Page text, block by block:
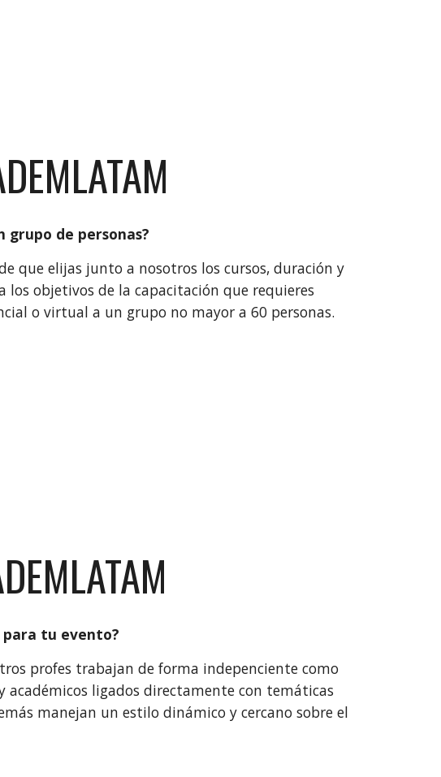
grupo de personas?
que elijas junto a nosotros los cursos, duración y
los objetivos de la capacitación que requieres
o virtual a un grupo no mayor a 60 personas.
para tu evento?
profes trabajan de forma indepenciente como
académicos ligados directamente con temáticas
manejan un estilo dinámico y cercano sobre el